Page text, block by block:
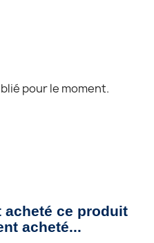
pour le moment.
ce produit
acheté...